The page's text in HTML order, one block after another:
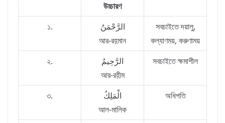
উচ্চারণ
১.
الرَّحْمَنُ
আর-রহ়মান
সবচাইতে দয়ালু,
কল্যাণময়, করুণাময়
২.
الرَّحِيمُ
আর-রহ়ীম
সবচাইতে ক্ষমাশীল
৩.
الْمَلِكُ
আল-মালিক
অধিপতি